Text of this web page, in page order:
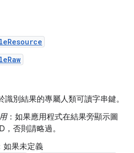
識別結果的專屬人類可讀字串鍵。
：如果應用程式在結果旁顯示圖
否則請略過。
如果未定義